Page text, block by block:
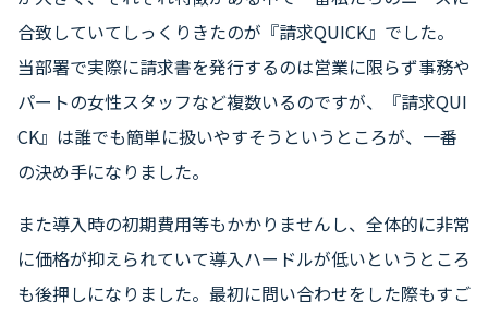
合致していてしっくりきたのが『請求QUICK』でした。
当部署で実際に請求書を発行するのは営業に限らず事務や
パートの女性スタッフなど複数いるのですが、『請求QUI
CK』は誰でも簡単に扱いやすそうというところが、一番
の決め手になりました。
また導入時の初期費用等もかかりませんし、全体的に非常
に価格が抑えられていて導入ハードルが低いというところ
も後押しになりました。最初に問い合わせをした際もすご